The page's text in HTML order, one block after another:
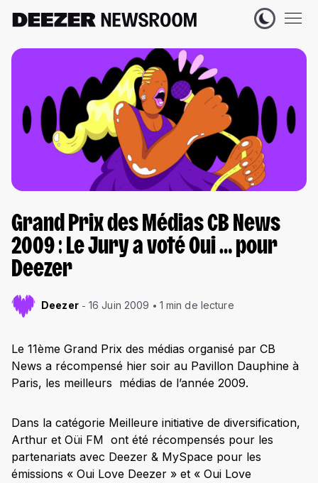
Grand Prix des Médias CB News
2009 : Le Jury a voté Oui … pour
Deezer
Deezer 16 Juin 2009 1 min de lecture
Le 11ème Grand Prix des médias organisé par CB
News a récompensé hier soir au Pavillon Dauphine à
Paris, les meilleurs médias de l’année 2009.
Dans la catégorie Meilleure initiative de diversification,
Arthur et Oüi FM ont été récompensés pour les
partenariats avec Deezer & MySpace pour les
émissions « Oui Love Deezer » et « Oui Love